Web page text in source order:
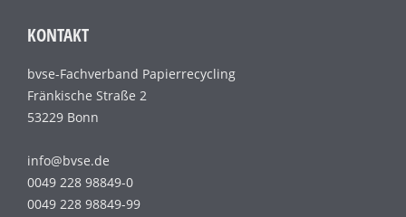
KONTAKT
bvse-Fachverband Papierrecycling
Fränkische Straße 2
53229 Bonn
info@bvse.de
0049 228 98849-0
0049 228 98849-99